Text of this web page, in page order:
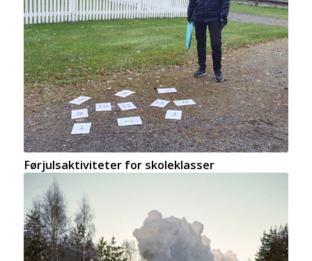
Førjulsaktiviteter for skoleklasser